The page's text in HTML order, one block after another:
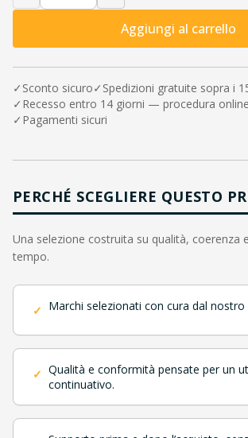
Aggiungi al carrello
✓ Sconto sicuro✓ Spedizioni gratuite sopra i
✓ Recesso entro 14 giorni — procedura online
✓ Pagamenti sicuri
PERCHÉ SCEGLIERE QUESTO
Una selezione costruita su qualità, coerenza
tempo.
✓ Marchi selezionati con cura dal nostro
✓ Qualità e conformità pensate per un
continuativo.